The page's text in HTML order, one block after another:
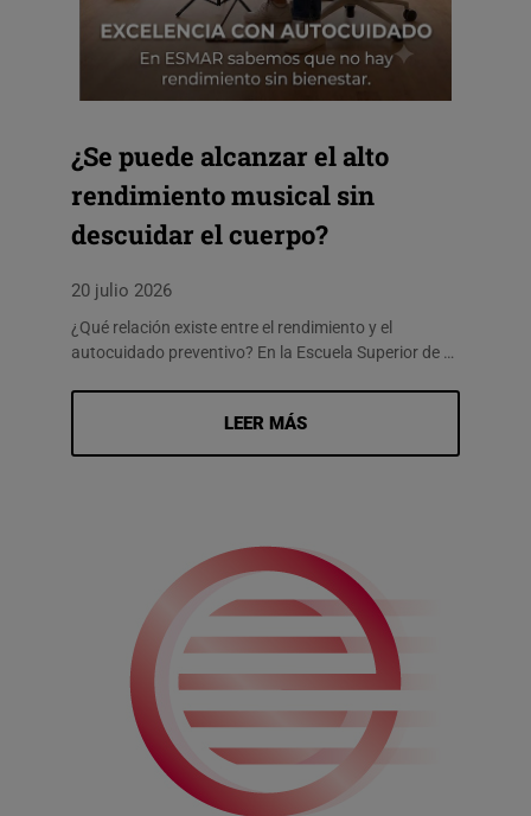
¿Se puede alcanzar el alto
rendimiento musical sin
descuidar el cuerpo?
20 julio 2026
¿Qué relación existe entre el rendimiento y el
autocuidado preventivo? En la Escuela Superior de …
LEER MÁS